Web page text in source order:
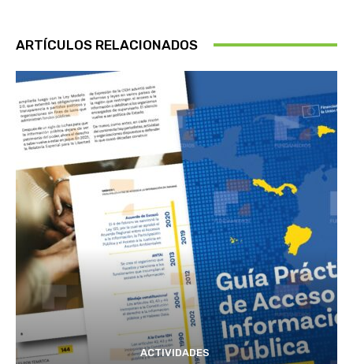
ARTÍCULOS RELACIONADOS
ACTIVIDADES